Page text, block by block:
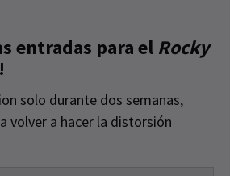
entradas para el Rocky
solo durante dos semanas,
volver a hacer la distorsión